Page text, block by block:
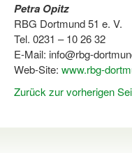
Petra Opitz
RBG Dortmund 51 e. V.
Tel. 0231 – 10 26 32
E-Mail: info@rbg-
Web-Site: www.rbg-
Zurück zur vorherigen